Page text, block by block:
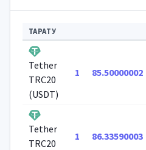
ТАРАТУ
Tether
TRC20
(USDT)
1 85.50000002
Tether
TRC20
1 86.33590003